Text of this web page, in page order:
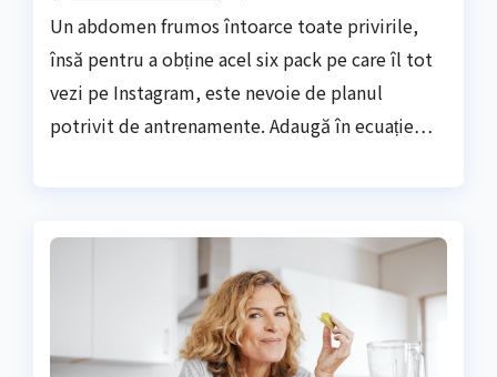
Un abdomen frumos întoarce toate privirile,
însă pentru a obține acel six pack pe care îl tot
vezi pe Instagram, este nevoie de planul
potrivit de antrenamente. Adaugă în ecuație…